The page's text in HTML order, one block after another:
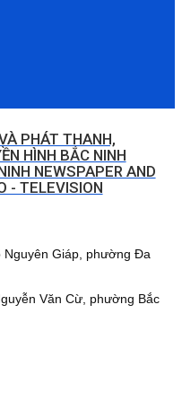
PHÁT THANH,
HÌNH BẮC NINH
NEWSPAPER AND
- TELEVISION
Giáp, phường Đa
Văn Cừ, phường Bắc